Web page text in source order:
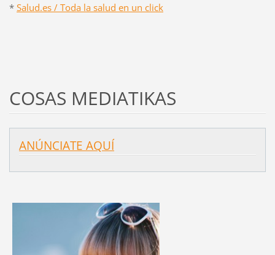
* Salud.es / Toda la salud en un click
COSAS MEDIATIKAS
ANÚNCIATE AQUÍ